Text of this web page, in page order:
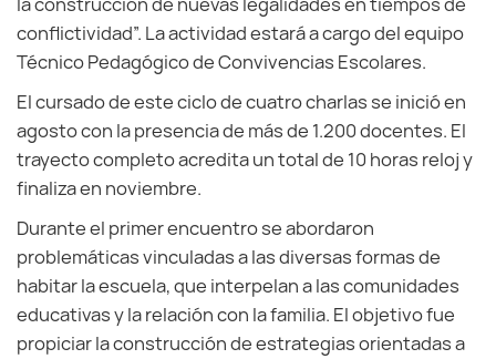
conflictividad”. La actividad estará a cargo del equipo
Técnico Pedagógico de Convivencias Escolares.
El cursado de este ciclo de cuatro charlas se inició en
agosto con la presencia de más de 1.200 docentes. El
trayecto completo acredita un total de 10 horas reloj y
finaliza en noviembre.
Durante el primer encuentro se abordaron
problemáticas vinculadas a las diversas formas de
habitar la escuela, que interpelan a las comunidades
educativas y la relación con la familia. El objetivo fue
propiciar la construcción de estrategias orientadas a